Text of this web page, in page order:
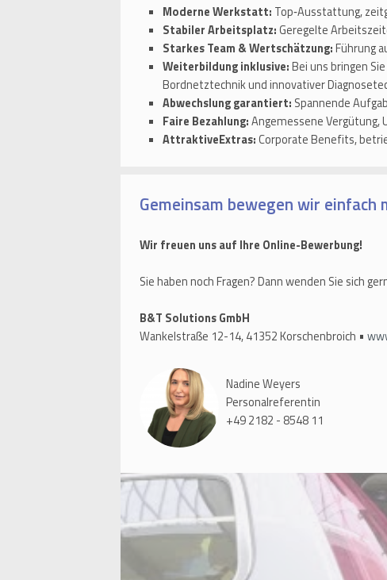
Moderne Werkstatt: Top‑Ausstattung,
Stabiler Arbeitsplatz:Geregelte
Starkes Team & Wertschätzung:Führung
Weiterbildung inklusive:Bei uns bringen
Bordnetztechnik und innovativer
Abwechslung garantiert: Spannende
Faire Bezahlung:Angemessene Vergütung,
AttraktiveExtras:Corporate Benefits,
Gemeinsam bewegen wir einfach
Wir freuen uns auf Ihre Online-Bewerbung!
Sie haben noch Fragen? Dann wenden Sie sich
B&T Solutions GmbH
Wankelstraße 12-14, 41352 Korschenbroich •
Nadine Weyers
Personalreferentin
+49 2182 - 8548 11